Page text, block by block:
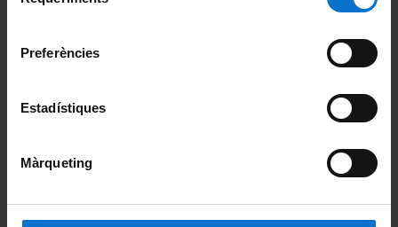
Preferències
Estadístiques
Màrqueting
Portal d'estudiants
Intranet UB (PDI i PTGAS)
Alumni UB